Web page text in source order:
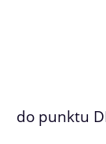
do punktu